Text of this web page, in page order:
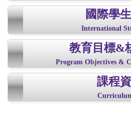
國際學
International
教育目標&
Program Objectives &
課程